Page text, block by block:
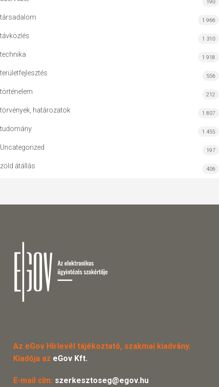
190
társadalom 1 966
távközlés 1 310
technika 1 918
területfejlesztés 556
történelem 212
törvények, határozatok 1 807
tudomány 1 455
Uncategorized 197
zöld átállás 406
Az eGov Hírlevél tájékoztató, szakmai kiadvány.
Kiadója az eGov Kft.
E-mail cím: szerkesztoseg@egov.hu